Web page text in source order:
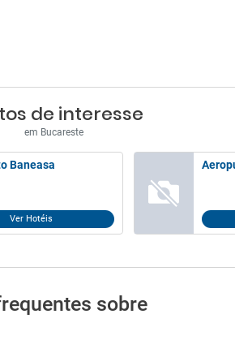
de interesse
em Bucareste
Baneasa
Ver Hotéis
sobre